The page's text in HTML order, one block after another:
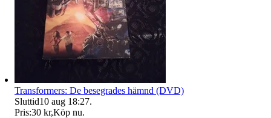
Transformers: De besegrades hämnd (DVD)
Sluttid10 aug 18:27.
Pris:30 kr,Köp nu.